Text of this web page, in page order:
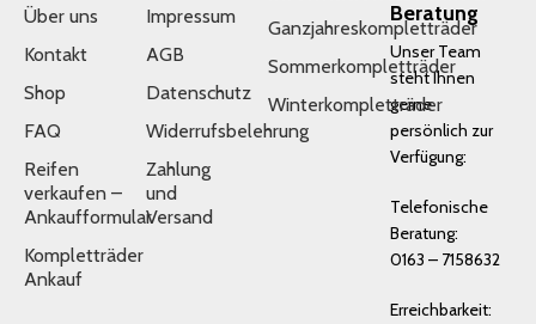
Über uns
Kontakt
Shop
FAQ
Reifen
verkaufen –
Ankaufformular
Kompletträder
Ankauf
Impressum
AGB
Datenschutz
Widerrufsbelehrung
Zahlung
und
Versand
Ganzjahreskompletträder
Sommerkompletträder
Winterkompletträder
Beratung
Unser Team
steht Ihnen
gerne
persönlich zur
Verfügung:
Telefonische
Beratung:
0163 – 7158632
Erreichbarkeit: